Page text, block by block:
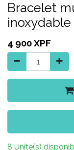
Bracelet
inoxydable
4 900XPF
8 Unité(s)